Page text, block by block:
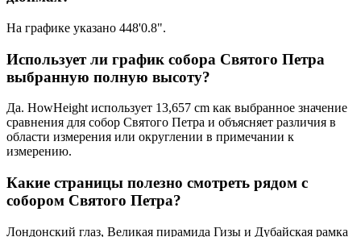
На графике указано 448'0.8".
Использует ли график собора Святого Петра
выбранную полную высоту?
Да. HowHeight использует 13,657 cm как выбранное значение
сравнения для собор Святого Петра и объясняет различия в
области измерения или округлении в примечании к
измерению.
Какие страницы полезно смотреть рядом с
собором Святого Петра?
Лондонский глаз, Великая пирамида Гизы и Дубайская рамка